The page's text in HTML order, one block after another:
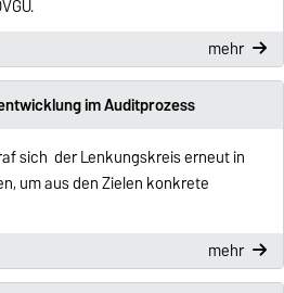
mehr
im Auditprozess
sich der Lenkungskreis erneut in
um aus den Zielen konkrete
mehr